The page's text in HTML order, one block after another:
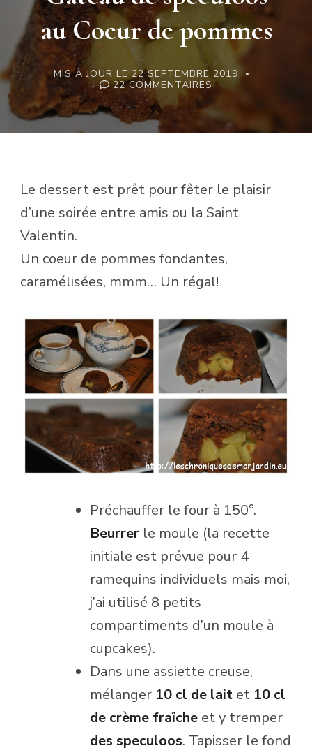
au Coeur de pommes
MIS À JOUR LE22 SEPTEMBRE 2019
22 COMMENTAIRESSUR
GÂTEAU
DE
SPÉCULOOS
Le dessert est prêt pour fêter le plaisir
d’une soirée entre amis ou la Saint
Valentin.
Un coeur de pommes fondantes,
caramélisées, mmm… Un régal!
Préchauffer le four à 150°.
Beurrer le moule (la recette
initiale est prévue pour 4
ramequins individuels mais moi,
j’ai utilisé 8 petits
compartiments d’un moule à
cupcakes).
Dans une assiette creuse,
mélanger 10 cl de lait et 10 cl
de crème fraîche et y tremper
des speculoos. Tapisser le fond